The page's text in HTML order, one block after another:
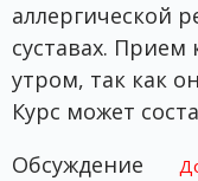
аллергической
суставах.
утром, так как
Курс может
Обсуждение